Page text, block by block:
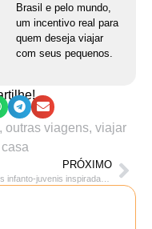
Brasil e pelo mundo,
um incentivo real para
quem deseja viajar
com seus pequenos.
, outras viagens, viajar
PRÓXIMO
6 séries infanto-juvenis inspiradas em livros